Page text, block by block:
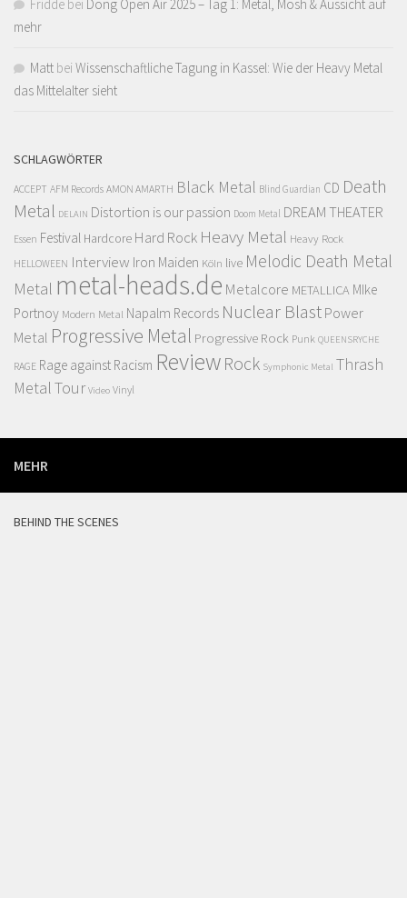
Fridde bei Dong Open Air 2025 – Tag 1: Metal, Mosh & Aussicht auf
mehr
Matt bei Wissenschaftliche Tagung in Kassel: Wie der Heavy Metal
das Mittelalter sieht
SCHLAGWÖRTER
ACCEPT AFM Records AMON AMARTH Black Metal Blind Guardian CD Death
Metal DELAIN Distortion is our passion Doom Metal DREAM THEATER
Essen Festival Hardcore Hard Rock Heavy Metal Heavy Rock
HELLOWEEN Interview Iron Maiden Köln live Melodic Death Metal
Metal metal-heads.de Metalcore METALLICA MIke
Portnoy Modern Metal Napalm Records Nuclear Blast Power
Metal Progressive Metal Progressive Rock Punk QUEENSRYCHE
RAGE Rage against Racism Review Rock Symphonic Metal Thrash
MetalTour Video Vinyl
MEHR
BEHIND THE SCENES